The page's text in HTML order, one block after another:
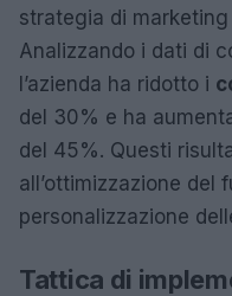
strategia di marketing
Analizzando i dati di
l’azienda ha ridotto i
del 30% e ha
del 45%. Questi
all’ottimizzazione del
personalizzazione
Tattica di